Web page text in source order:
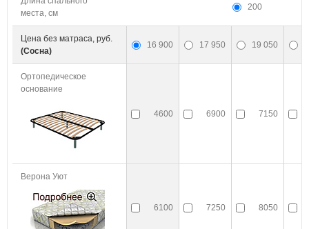
места, см
200
Цена без матраса, руб.
(Сосна)
16 900 17 950 19 050
Ортопедическое
основание
4600 6900 7150
Верона Уют
6100 7250 8050